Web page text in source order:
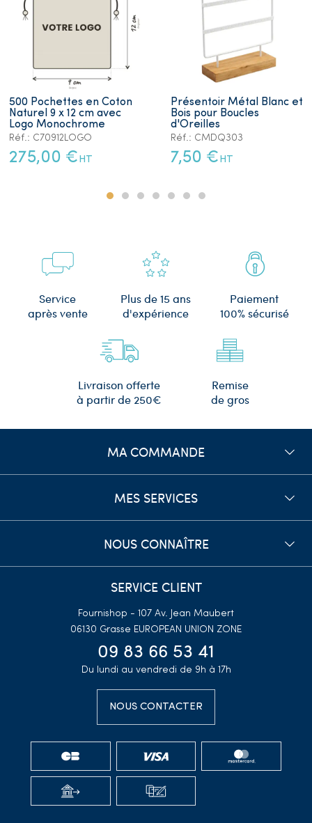
500 Pochettes en Coton
Naturel 9 x 12 cm avec
Logo Monochrome
Réf.: C70912LOGO
275,00 € HT
Présentoir Métal Blanc et
Bois pour Boucles
d'Oreilles
Réf.: CMDQ303
7,50 € HT
Service
après vente
Plus de 15 ans
d'expérience
Paiement
100% sécurisé
Livraison offerte
à partir de 250€
Remise
de gros
MA COMMANDE
MES SERVICES
NOUS CONNAÎTRE
SERVICE CLIENT
Fournishop - 107 Av. Jean Maubert
06130 Grasse EUROPEAN UNION ZONE
09 83 66 53 41
Du lundi au vendredi de 9h à 17h
NOUS CONTACTER